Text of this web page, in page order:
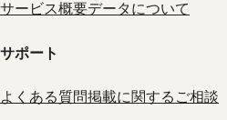
サービス概要データについて
サポート
よくある質問掲載に関するご相談